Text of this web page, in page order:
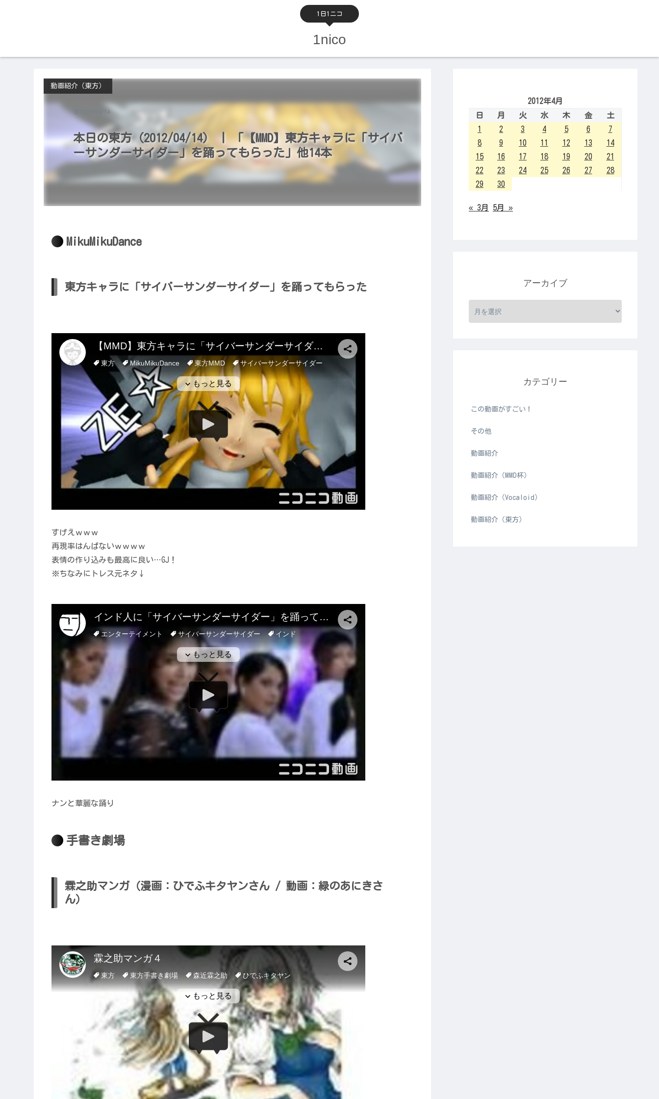
1日1ニコ
1nico
本日の東方（2012/04/14） | 「【MMD】東方キャラに「サイバ
ーサンダーサイダー」を踊ってもらった」他14本
動画紹介（東方）
2012/04/14
MikuMikuDance
東方キャラに「サイバーサンダーサイダー」を踊ってもらった
すげえｗｗｗ
再現率はんぱないｗｗｗｗ
表情の作り込みも最高に良い…GJ！
※ちなみにトレス元ネタ↓
ナンと華麗な踊り
手書き劇場
霖之助マンガ（漫画：ひでふキタヤンさん / 動画：緑のあにきさ
ん）
2012年4月
日
月 火 水 木 金
土
1
2 3 4 5 6
7
8
9 10 11 12 13
14
15
16 17 18 19 20
21
22
23 24 25 26 27
28
29
30
« 3月 5月 »
アーカイブ
カテゴリー
この動画がすごい！
その他
動画紹介
動画紹介（MMD杯）
動画紹介（Vocaloid）
動画紹介（東方）